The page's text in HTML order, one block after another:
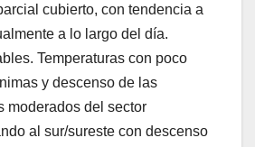
cubierto, con tendencia a
a lo largo del día.
Temperaturas con poco
y descenso de las
moderados del sector
al sur/sureste con descenso